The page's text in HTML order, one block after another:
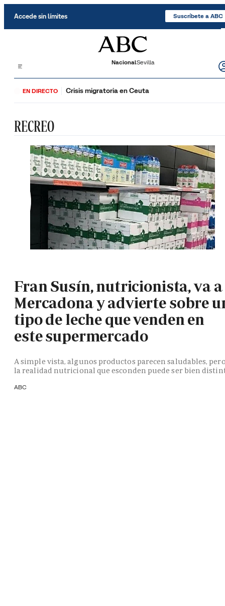
Accede sin límites Suscríbete a ABC
NacionalSevilla
EN DIRECTO Crisis migratoria en Ceuta
RECREO
Fran Susín, nutricionista, va a
Mercadona y advierte sobre
tipo de leche que venden en
este supermercado
A simple vista, algunos productos parecen saludables,
la realidad nutricional que esconden puede ser bien
ABC